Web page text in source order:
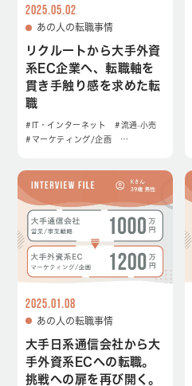
2025.05.02
あの人の転職事情
リクルートから大手外資
系EC企業へ、転職軸を
貫き手触り感を求めた転
職
#IT・インターネット
#流通·小売
#マーケティング/企画
…
2025.01.08
あの人の転職事情
大手日系通信会社から大
手外資系ECへの転職。
挑戦への扉を再び開く。